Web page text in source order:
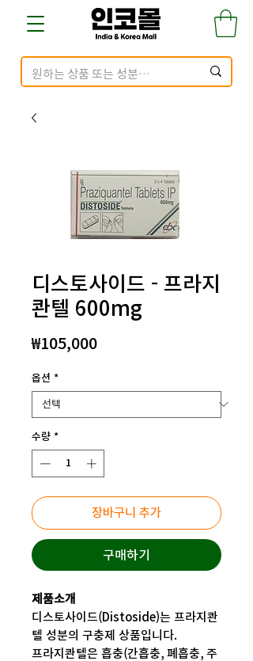
디스토사이드 - 프라지
콴텔 600mg
₩105,000가
옵션 *
수량 *
장바구니 추가
구매하기
제품소개
디스토사이드(Distoside)는 프라지콴
텔 성분의 구충제 상품입니다.
프라지콴텔은 흡충(간흡충, 폐흡충, 주